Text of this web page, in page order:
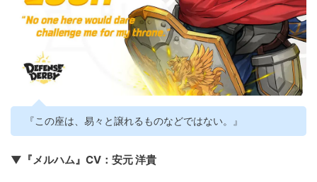
『この座は、易々と譲れるものなどではない。』
▼『メルハム』CV：安元 洋貴